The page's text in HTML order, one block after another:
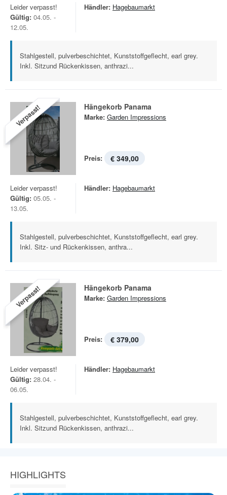
Leider verpasst!
Gültig: 04.05. -
12.05.
Händler: Hagebaumarkt
Stahlgestell, pulverbeschichtet, Kunststoffgeflecht, earl grey.
Inkl. Sitzund Rückenkissen, anthrazi...
Verpasst! Hängekorb Panama
Marke: Garden Impressions
Preis: € 349,00
Leider verpasst!
Gültig: 05.05. -
13.05.
Händler: Hagebaumarkt
Stahlgestell, pulverbeschichtet, Kunststoffgeflecht, earl grey.
Inkl. Sitz- und Rückenkissen, anthra...
Verpasst! Hängekorb Panama
Marke: Garden Impressions
Preis: € 379,00
Leider verpasst!
Gültig: 28.04. -
06.05.
Händler: Hagebaumarkt
Stahlgestell, pulverbeschichtet, Kunststoffgeflecht, earl grey.
Inkl. Sitzund Rückenkissen, anthrazi...
HIGHLIGHTS